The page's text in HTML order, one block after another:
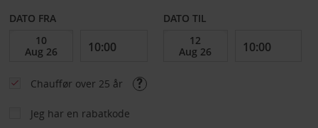
DATO FRA DATO TIL
Chauffør over 25 år
Jeg har en rabatkode